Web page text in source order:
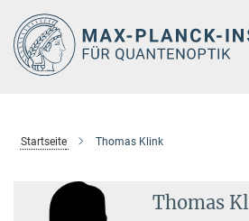
Hauptinhalt
Startseite Thomas Klink
Thomas